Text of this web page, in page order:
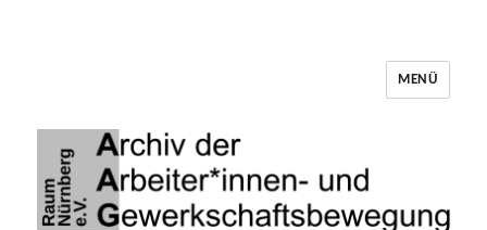
Gewerkschaftsbewegung Raum Nürnberg
MENÜ